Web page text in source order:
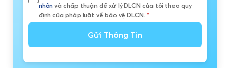
nhân và chấp thuận để xử lý DLCN của tôi theo quy
định của pháp luật về bảo vệ DLCN. *
Gửi Thông Tin